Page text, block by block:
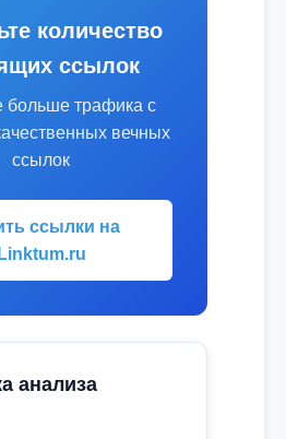
количество
ссылок
больше трафика с
вечных
ссылок
ссылки на
Linktum.ru
анализа